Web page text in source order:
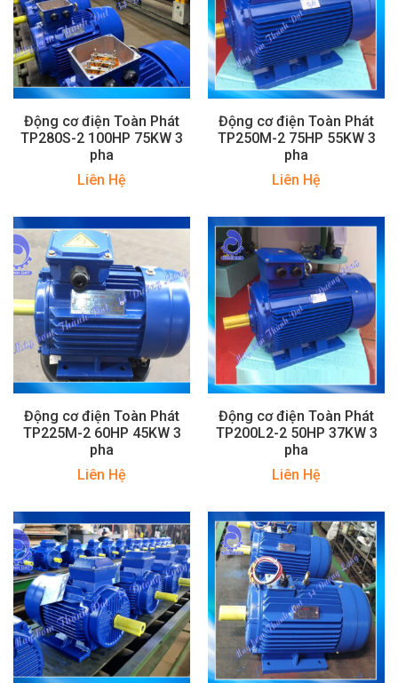
Động cơ điện Toàn Phát
TP280S-2 100HP 75KW 3
pha
Liên Hệ
Động cơ điện Toàn Phát
TP250M-2 75HP 55KW 3
pha
Liên Hệ
Động cơ điện Toàn Phát
TP225M-2 60HP 45KW 3
pha
Liên Hệ
Động cơ điện Toàn Phát
TP200L2-2 50HP 37KW 3
pha
Liên Hệ